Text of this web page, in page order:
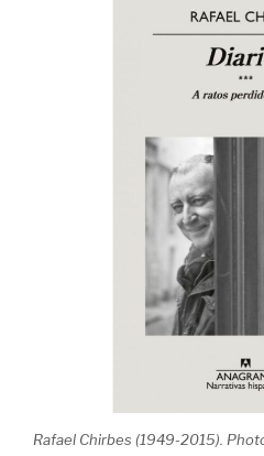
Rafael Chirbes (1949-2015).